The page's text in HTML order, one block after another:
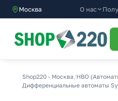
Москва О нас
Shop220 - Москва /НВО
Дифференциальные автоматы